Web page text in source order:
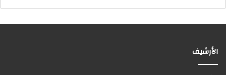
الأرشيف